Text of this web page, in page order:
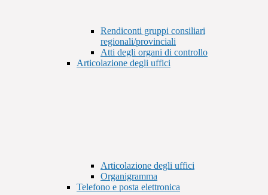
Rendiconti gruppi consiliari
regionali/provinciali
Atti degli organi di controllo
Articolazione degli uffici
Articolazione degli uffici
Organigramma
Telefono e posta elettronica